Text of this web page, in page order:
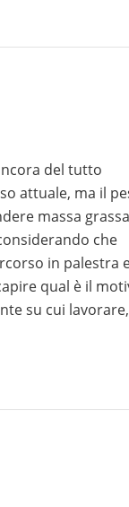
del tutto
attuale, ma il
massa grassa
che
in palestra
qual è il
su cui